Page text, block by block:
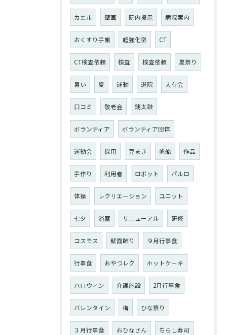
カエル 壁画 院内掲示 病院案内
おくすり手帳 超強化型 CT
CT検査依頼 検査 検査依頼 夏祭り
暑い 夏 運動 退院 大有会
口コミ 敬老会 銭太鼓
ボランティア ボランティア団体
運動会 採用 豆まき 帆船 作品
手作り 利用者 ロボット パルロ
体操 レクリエーション ユニット
七夕 浴室 リニューアル 研修
コスモス 壁面飾り ９月行事食
行事食 おやつレク ホットケーキ
ハロウィン 介護施設 2月行事食
バレンタイン 梅 ひな祭り
３月行事食 おひなさん ちらし寿司